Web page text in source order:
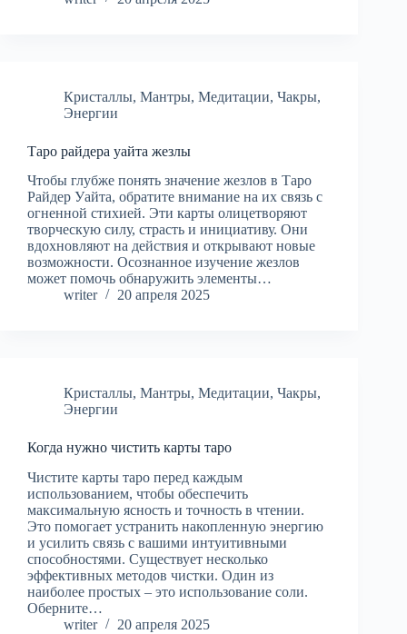
Кристаллы, Мантры, Медитации, Чакры,
Энергии
Таро райдера уайта жезлы
Чтобы глубже понять значение жезлов в Таро
Райдер Уайта, обратите внимание на их связь с
огненной стихией. Эти карты олицетворяют
творческую силу, страсть и инициативу. Они
вдохновляют на действия и открывают новые
возможности. Осознанное изучение жезлов
может помочь обнаружить элементы…
writer
20 апреля 2025
Кристаллы, Мантры, Медитации, Чакры,
Энергии
Когда нужно чистить карты таро
Чистите карты таро перед каждым
использованием, чтобы обеспечить
максимальную ясность и точность в чтении.
Это помогает устранить накопленную энергию
и усилить связь с вашими интуитивными
способностями. Существует несколько
эффективных методов чистки. Один из
наиболее простых – это использование соли.
Оберните…
writer
20 апреля 2025